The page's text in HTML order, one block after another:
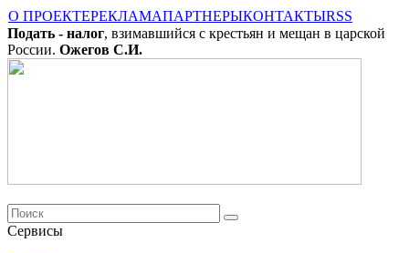
О ПРОЕКТЕРЕКЛАМАПАРТНЕРЫКОНТАКТЫRSS
Подать - налог, взимавшийся с крестьян и мещан в царской
России. Ожегов С.И.
Сервисы